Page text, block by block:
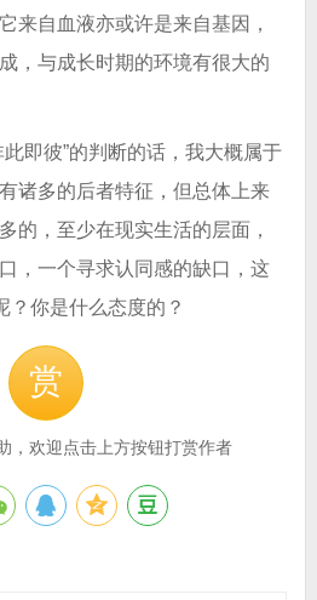
来自血液亦或许是来自基因，
，与成长时期的环境有很大的
即彼”的判断的话，我大概属于
诸多的后者特征，但总体上来
的，至少在现实生活的层面，
，一个寻求认同感的缺口，这
？你是什么态度的？
赏
，欢迎点击上方按钮打赏作者